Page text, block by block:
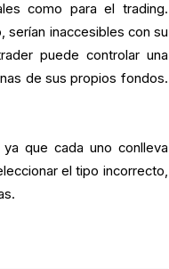
como para el trading.
serían inaccesibles con su
puede controlar una
de sus propios fondos.
que cada uno conlleva
el tipo incorrecto,